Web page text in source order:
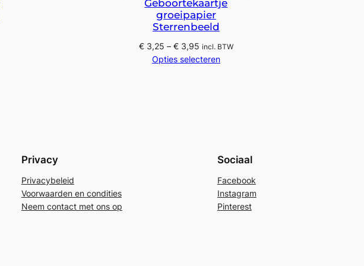
Geboortekaartje
groeipapier
Sterrenbeeld
€3,25 – €3,95Prijsklasse:
€ 3,25
incl. BTW
Opties selecteren
Privacy
Privacybeleid
Voorwaarden en condities
Neem contact met ons op
Sociaal
Facebook
Instagram
Pinterest